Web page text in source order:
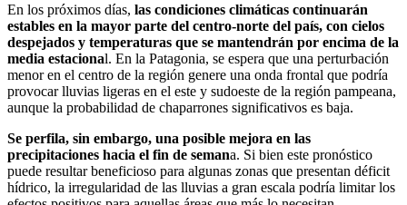
En los próximos días, las condiciones climáticas continuarán
estables en la mayor parte del centro-norte del país, con cielos
despejados y temperaturas que se mantendrán por encima de la
media estacional. En la Patagonia, se espera que una perturbación
menor en el centro de la región genere una onda frontal que podría
provocar lluvias ligeras en el este y sudoeste de la región pampeana,
aunque la probabilidad de chaparrones significativos es baja.
Se perfila, sin embargo, una posible mejora en las
precipitaciones hacia el fin de semana. Si bien este pronóstico
puede resultar beneficioso para algunas zonas que presentan déficit
hídrico, la irregularidad de las lluvias a gran escala podría limitar los